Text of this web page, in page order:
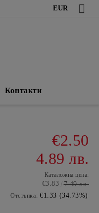
EUR
Контакти
€2.50
4.89 лв.
Каталожна цена:
€3.83 7.49 лв.
Отстъпка: €1.33 (34.73%)